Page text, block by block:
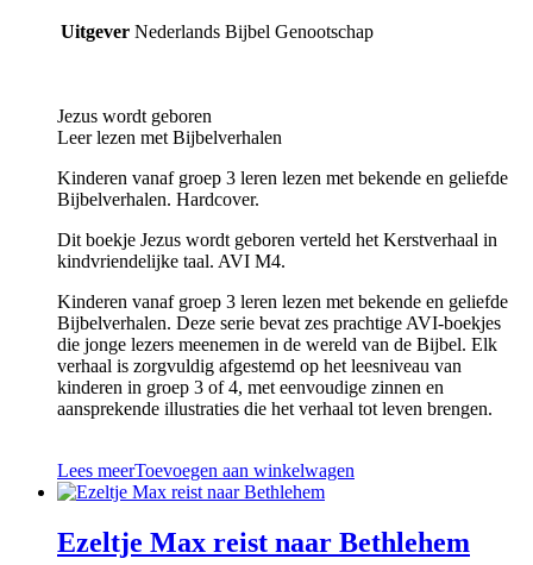
Uitgever Nederlands Bijbel Genootschap
Jezus wordt geboren
Leer lezen met Bijbelverhalen
Kinderen vanaf groep 3 leren lezen met bekende en geliefde
Bijbelverhalen. Hardcover.
Dit boekje Jezus wordt geboren verteld het Kerstverhaal in
kindvriendelijke taal. AVI M4.
Kinderen vanaf groep 3 leren lezen met bekende en geliefde
Bijbelverhalen. Deze serie bevat zes prachtige AVI-boekjes
die jonge lezers meenemen in de wereld van de Bijbel. Elk
verhaal is zorgvuldig afgestemd op het leesniveau van
kinderen in groep 3 of 4, met eenvoudige zinnen en
aansprekende illustraties die het verhaal tot leven brengen.
Lees meerToevoegen aan winkelwagen
Ezeltje Max reist naar Bethlehem